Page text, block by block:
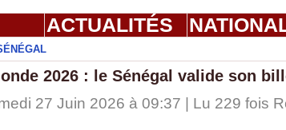
ACTUALITÉS
2026 : le Sénégal valide son
27 Juin 2026 à 09:37 | Lu 229 fois